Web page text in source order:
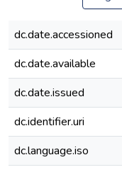
dc.date.accessioned
dc.date.available
dc.date.issued
dc.identifier.uri
dc.language.iso